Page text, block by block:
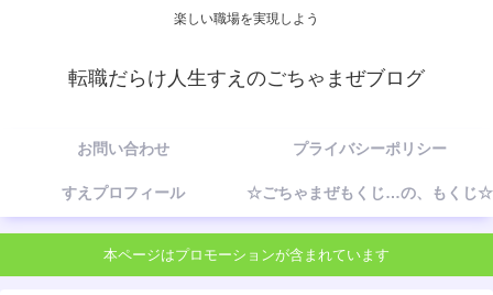
楽しい職場を実現しよう
転職だらけ人生すえのごちゃまぜブログ
お問い合わせ プライバシーポリシー
すえプロフィール ☆ごちゃまぜもくじ…の、もくじ☆
本ページはプロモーションが含まれています